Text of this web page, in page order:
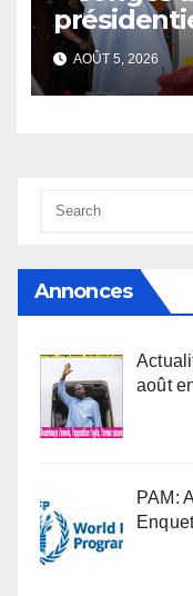
s’envole,
l’armée
AOÛT 5, 2026
Annonces
août
PAM: